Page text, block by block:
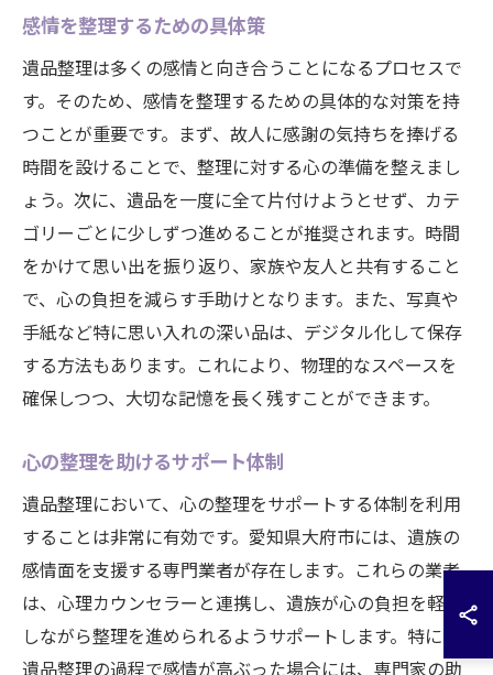
感情を整理するための具体策
遺品整理は多くの感情と向き合うことになるプロセスで
す。そのため、感情を整理するための具体的な対策を持
つことが重要です。まず、故人に感謝の気持ちを捧げる
時間を設けることで、整理に対する心の準備を整えまし
ょう。次に、遺品を一度に全て片付けようとせず、カテ
ゴリーごとに少しずつ進めることが推奨されます。時間
をかけて思い出を振り返り、家族や友人と共有すること
で、心の負担を減らす手助けとなります。また、写真や
手紙など特に思い入れの深い品は、デジタル化して保存
する方法もあります。これにより、物理的なスペースを
確保しつつ、大切な記憶を長く残すことができます。
心の整理を助けるサポート体制
遺品整理において、心の整理をサポートする体制を利用
することは非常に有効です。愛知県大府市には、遺族の
感情面を支援する専門業者が存在します。これらの業者
は、心理カウンセラーと連携し、遺族が心の負担を軽減
しながら整理を進められるようサポートします。特に、
遺品整理の過程で感情が高ぶった場合には、専門家の助